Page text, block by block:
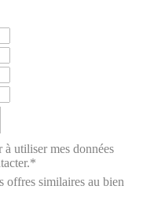
utiliser mes données
offres similaires au bien